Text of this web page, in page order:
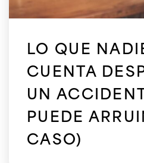
LO QUE
CUENTA
UN
PUEDE
CASO)